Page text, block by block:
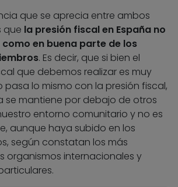
que se aprecia entre ambos
que la presión fiscal en España no
en buena parte de los
. Es decir, que si bien el
que debemos realizar es muy
pasa lo mismo con la presión fiscal,
se mantiene por debajo de otros
entorno comunitario y no es
aunque haya subido en los
según constatan los más
organismos internacionales y